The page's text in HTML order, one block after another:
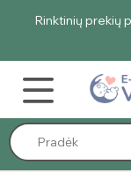
dienas.Žiūrėti